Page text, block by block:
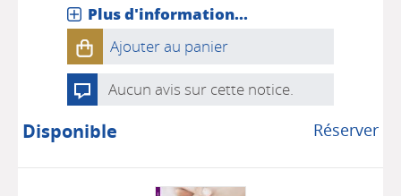
Plus d'information...
Ajouter au panier
Aucun avis sur cette notice.
Réserver
Disponible